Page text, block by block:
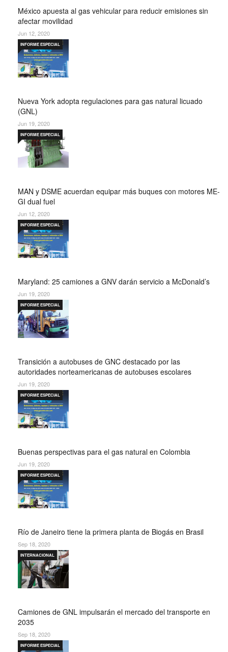
México apuesta al gas vehicular para reducir emisiones sin
afectar movilidad
Jun 12, 2020
Nueva York adopta regulaciones para gas natural licuado
(GNL)
INFORME ESPECIAL
Jun 19, 2020
MAN y DSME acuerdan equipar más buques con motores ME-
GI dual fuel
INFORME ESPECIAL
Jun 12, 2020
Maryland: 25 camiones a GNV darán servicio a McDonald’s
INFORME ESPECIAL
Jun 19, 2020
Transición a autobuses de GNC destacado por las
autoridades norteamericanas de autobuses escolares
INFORME ESPECIAL
Jun 19, 2020
Buenas perspectivas para el gas natural en Colombia
INFORME ESPECIAL
Jun 19, 2020
Río de Janeiro tiene la primera planta de Biogás en Brasil
INFORME ESPECIAL
Sep 18, 2020
Camiones de GNL impulsarán el mercado del transporte en
2035
INTERNACIONAL
Sep 18, 2020
INFORME ESPECIAL